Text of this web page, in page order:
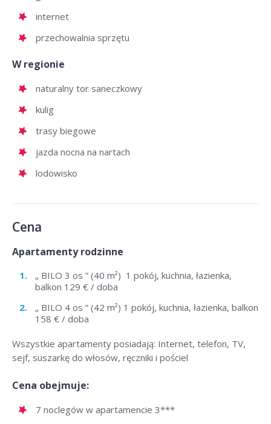
internet
przechowalnia sprzętu
W regionie
naturalny tor saneczkowy
kulig
trasy biegowe
jazda nocna na nartach
lodowisko
Cena
Apartamenty rodzinne
„ BILO 3 os ” (40 m²) 1 pokój, kuchnia, łazienka,
balkon 129 € / doba
„ BILO 4 os ” (42 m²) 1 pokój, kuchnia, łazienka, balkon
158 € / doba
Wszystkie apartamenty posiadają: Internet, telefon, TV,
sejf, suszarkę do włosów, ręczniki i pościel
Cena obejmuje:
7 noclegów w apartamencie 3***